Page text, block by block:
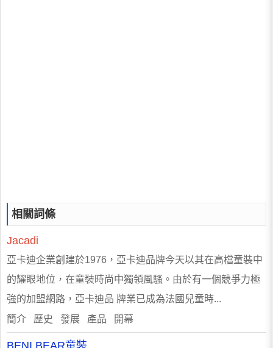
相關詞條
Jacadi
亞卡迪企業創建於1976，亞卡迪品牌今天以其在高檔童裝中
的耀眼地位，在童裝時尚中獨領風騷。由於有一個競爭力極
強的加盟網路，亞卡迪品 牌業已成為法國兒童時...
簡介 歷史 發展 產品 開幕
BENI BEAR童裝